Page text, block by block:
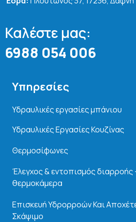
Καλέστε μας:
6988 054 006
Υπηρεσίες
Υδραυλικές εργασίες μπάνιου
Υδραυλικές Εργασίες Κουζίνας
Θερμοσίφωνες
Έλεγχος & εντοπισμός διαρροής
θερμοκάμερα
Επισκευή Υδρορροών Και
Σκάψιμο